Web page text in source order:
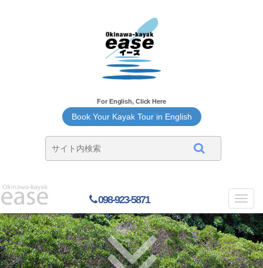
For English, Click Here
Book Your Kayak Tour in English
098-923-5871